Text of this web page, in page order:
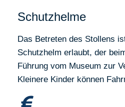
Schutzhelme
Das Betreten des Stollens
Schutzhelm erlaubt, der
Führung vom Museum zur
Kleinere Kinder können